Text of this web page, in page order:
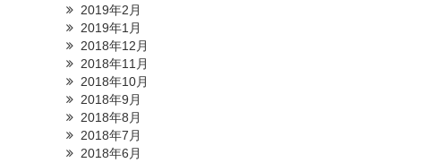
2019年2月
2019年1月
2018年12月
2018年11月
2018年10月
2018年9月
2018年8月
2018年7月
2018年6月